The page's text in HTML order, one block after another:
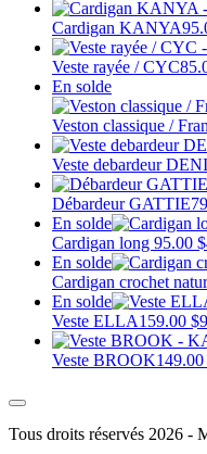
Cardigan KANYA
Veste rayée / CYC
En solde
Veston classique /
Veste debardeur
Débardeur GATTIE
En solde
Cardigan long 95.00 $
En solde
Cardigan crochet
En solde
Veste ELLA159.00 $
Veste BROOK149.00
Tous droits réservés 2026 -